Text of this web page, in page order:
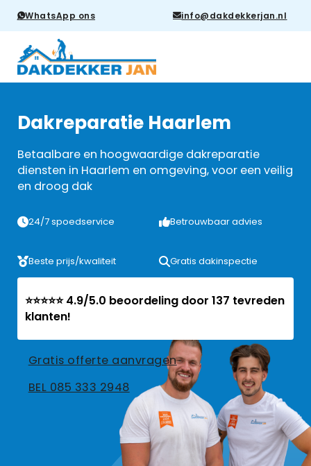
WhatsApp ons info@dakdekkerjan.nl
Dakreparatie Haarlem
Betaalbare en hoogwaardige dakreparatie
diensten in Haarlem en omgeving, voor een veilig
en droog dak
24/7 spoedservice Betrouwbaar advies
Beste prijs/kwaliteit Gratis dakinspectie
⭐⭐⭐⭐⭐ 4.9/5.0 beoordeling door 137 tevreden
klanten!
Gratis offerte aanvragen
BEL 085 333 2948